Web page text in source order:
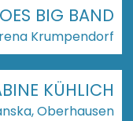
BIG BAND
Krumpendorf
KÜHLICH
Oberhausen